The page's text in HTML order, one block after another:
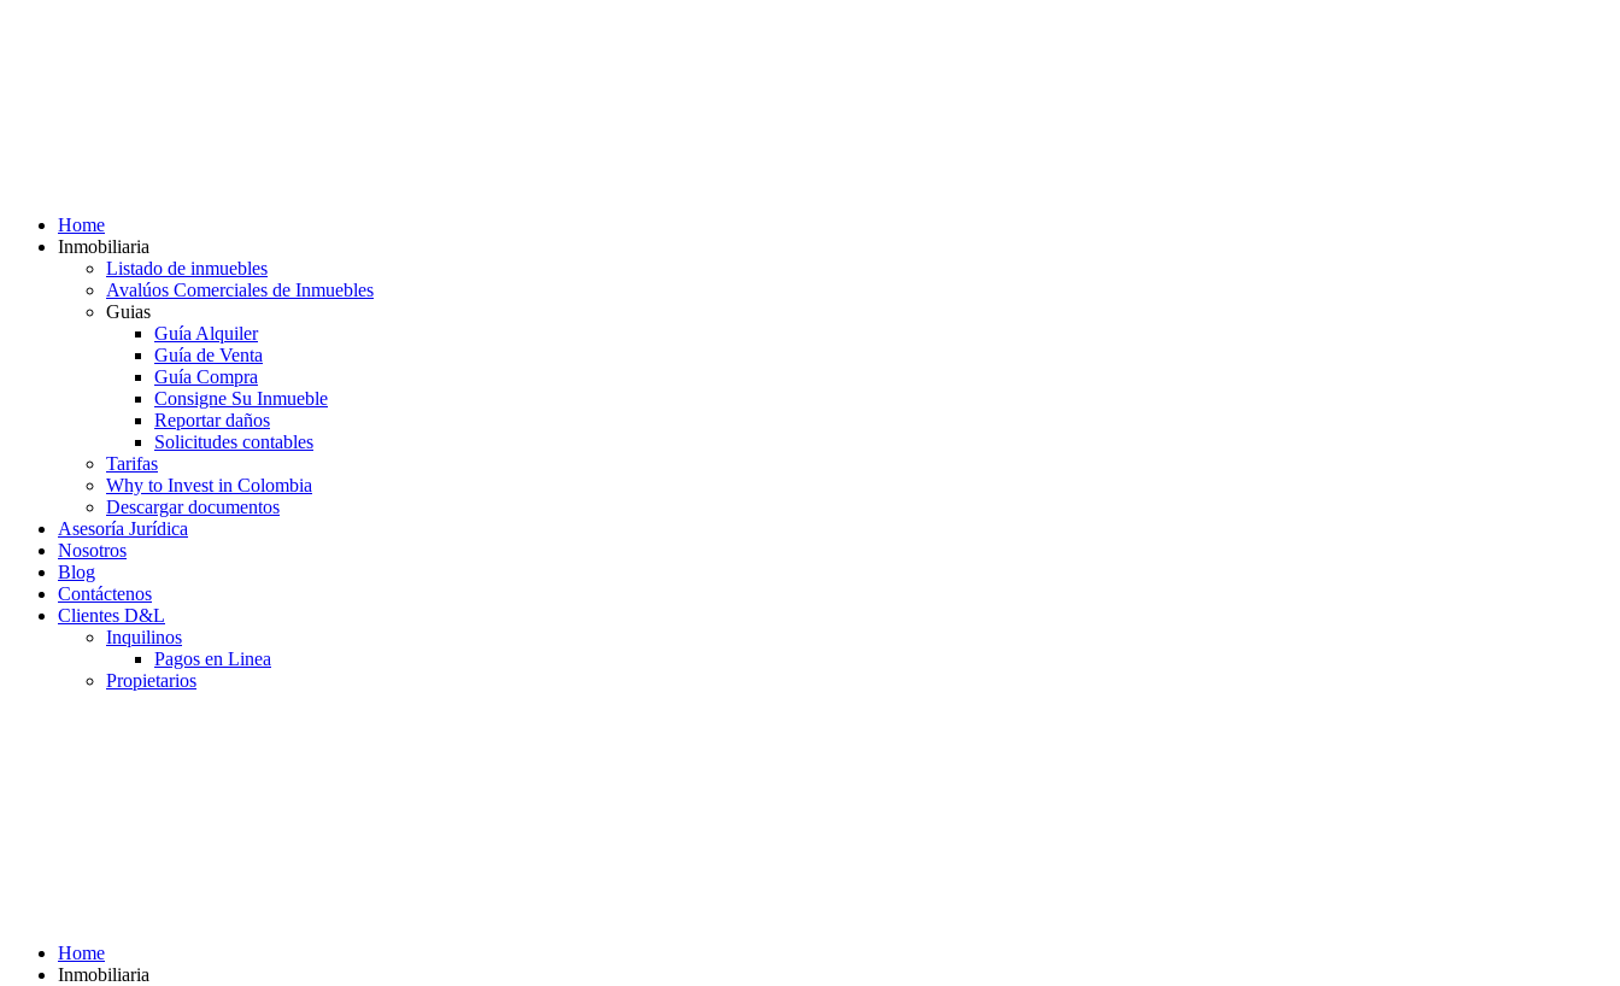
Home
Inmobiliaria
Listado de inmuebles
Avalúos Comerciales de Inmuebles
Guias
Guía Alquiler
Guía de Venta
Guía Compra
Consigne Su Inmueble
Reportar daños
Solicitudes contables
Tarifas
Why to Invest in Colombia
Descargar documentos
Asesoría Jurídica
Nosotros
Blog
Contáctenos
Clientes D&L
Inquilinos
Pagos en Linea
Propietarios
Home
Inmobiliaria